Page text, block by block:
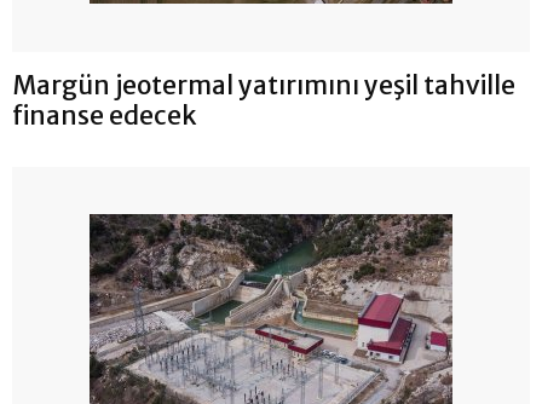
Margün jeotermal yatırımını yeşil tahville
finanse edecek